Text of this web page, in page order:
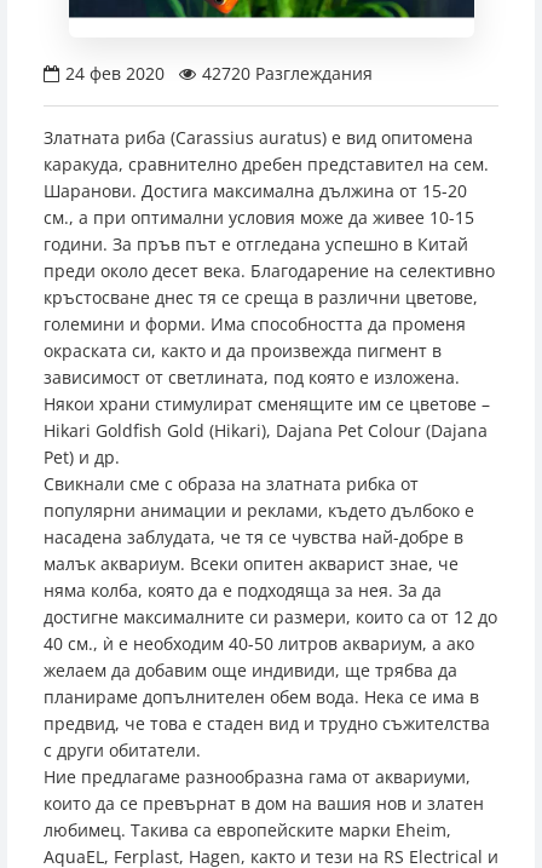
24 фев 2020 42720 Разглеждания
Златната риба (Carassius auratus) е вид опитомена
каракуда, сравнително дребен представител на сем.
Шаранови. Достига максимална дължина от 15-20
см., а при оптимални условия може да живее 10-15
години. За пръв път е отгледана успешно в Китай
преди около десет века. Благодарение на селективно
кръстосване днес тя се среща в различни цветове,
големини и форми. Има способността да променя
окраската си, както и да произвежда пигмент в
зависимост от светлината, под която е изложена.
Някои храни стимулират сменящите им се цветове –
Hikari Goldfish Gold (Hikari), Dajana Pet Colour (Dajana
Pet) и др.
Свикнали сме с образа на златната рибка от
популярни анимации и реклами, където дълбоко е
насадена заблудата, че тя се чувства най-добре в
малък аквариум. Всеки опитен акварист знае, че
няма колба, която да е подходяща за нея. За да
достигне максималните си размери, които са от 12 до
40 см., ѝ е необходим 40-50 литров аквариум, а ако
желаем да добавим още индивиди, ще трябва да
планираме допълнителен обем вода. Нека се има в
предвид, че това е стаден вид и трудно съжителства
с други обитатели.
Ние предлагаме разнообразна гама от аквариуми,
които да се превърнат в дом на вашия нов и златен
любимец. Такива са европейските марки Eheim,
AquaEL, Ferplast, Hagen, както и тези на RS Electrical и
Кръгли аквариуми
Градински езера
Поставки за аквариуми
Подложки за аквариуми
Резервни пълнители
Дозиращи помпи
Аксесоари за осветление
Реактори
Wi-Fi модули
Лепила и силикон
Резервни лампи
Други
Интерактивни декорации
Препарати срещу болести и паразити
Препарати срещу болести и паразити
Храна за бебета
Натурални храни за риби
Седмична храна
Замразена храна за сладководни риби
Контролери и измервателни уреди
Други аксесоари за CO2 системи
Фонтанни и езерни помпи
Прахосмукачки за езера
Други пасажни риби
Едри аквариумни риби
Живораждащи риби
Коридораси
Лабиринтови риби
Нестандартни риби
Харацини
0888 982 362
Магазин Пловдив
Магазин София - Люлин
Магазин София - Южен Парк
Магазин София - Младост
Магазин Пазарджик